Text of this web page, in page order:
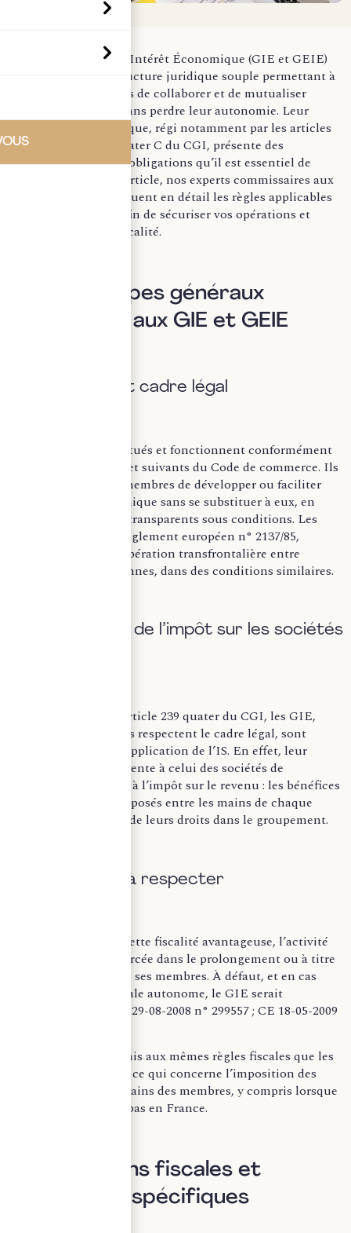
Les Groupements d’Intérêt Économique (GIE et GEIE)
constituent une structure juridique souple permettant à
plusieurs entreprises de collaborer et de mutualiser
certaines activités sans perdre leur autonomie. Leur
régime fiscal spécifique, régi notamment par les articles
239 quater et 239 quater C du CGI, présente des
opportunités et des obligations qu’il est essentiel de
maîtriser. Dans cet article, nos experts commissaires aux
comptes vous expliquent en détail les règles applicables
aux GIE et GEIE, afin de sécuriser vos opérations et
d’optimiser votre fiscalité.
I. Les principes généraux
applicables aux GIE et GEIE
A. Définition et cadre légal
Les GIE sont constitués et fonctionnent conformément
aux articles L 251-1 et suivants du Code de commerce. Ils
permettent à leurs membres de développer ou faciliter
leur activité économique sans se substituer à eux, en
restant fiscalement transparents sous conditions. Les
GEIE, créés par le règlement européen n° 2137/85,
permettent une coopération transfrontalière entre
entreprises européennes, dans des conditions similaires.
B. Exonération de l’impôt sur les sociétés
Conformément à l’article 239 quater du CGI, les GIE,
dans la mesure où ils respectent le cadre légal, sont
exclus du champ d’application de l’IS. En effet, leur
régime fiscal s’apparente à celui des sociétés de
personnes soumises à l’impôt sur le revenu : les bénéfices
sont directement imposés entre les mains de chaque
membre, au prorata de leurs droits dans le groupement.
C. Conditions à respecter
Pour bénéficier de cette fiscalité avantageuse, l’activité
du GIE doit être exercée dans le prolongement ou à titre
auxiliaire de celle de ses membres. À défaut, et en cas
d’activité commerciale autonome, le GIE serait
imposable à l’IS (CE 29-08-2008 n° 299557 ; CE 18-05-2009
Les GEIE sont soumis aux mêmes règles fiscales que les
GIE, notamment en ce qui concerne l’imposition des
résultats entre les mains des membres, y compris lorsque
ceux-ci ne résident pas en France.
II. Obligations fiscales et
opérations spécifiques